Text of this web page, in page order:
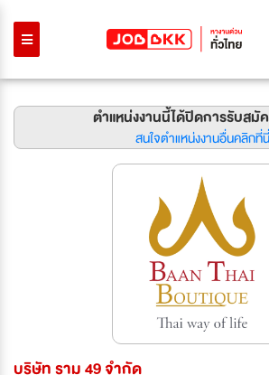
ตำแหน่งงานนี้ได้ปิดการรับสมั
สนใจตำแหน่งงานอื่นคลิกที่นี่
บริษัท ราม 49 จำกัด